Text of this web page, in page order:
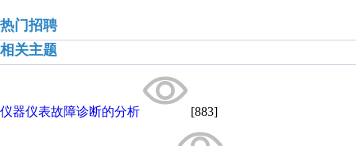
热门招聘
相关主题
仪器仪表故障诊断的分析 [883]